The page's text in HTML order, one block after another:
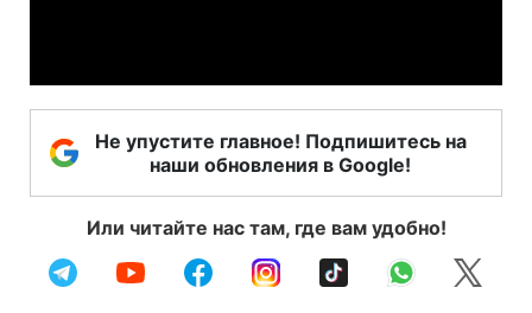
Не упустите главное! Подпишитесь на
наши обновления в Google!
Или читайте нас там, где вам удобно!